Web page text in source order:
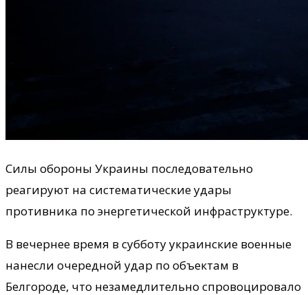
Силы обороны Украины последовательно
реагируют на систематические удары
противника по энергетической инфраструктуре.
В вечернее время в субботу украинские военные
нанесли очередной удар по объектам в
Белгороде, что незамедлительно спровоцировало